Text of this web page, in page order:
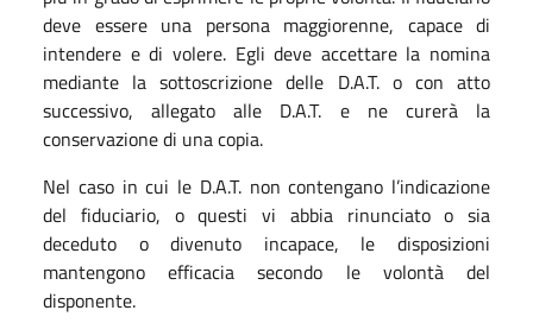
deve essere una persona maggiorenne, capace di
intendere e di volere. Egli deve accettare la nomina
mediante la sottoscrizione delle D.A.T. o con atto
successivo, allegato alle D.A.T. e ne curerà la
conservazione di una copia.
Nel caso in cui le D.A.T. non contengano l’indicazione
del fiduciario, o questi vi abbia rinunciato o sia
deceduto o divenuto incapace, le disposizioni
mantengono efficacia secondo le volontà del
disponente.